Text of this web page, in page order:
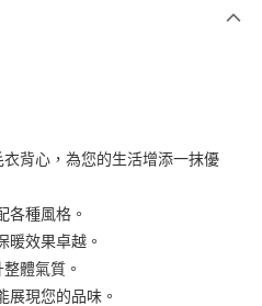
背心，為您的生活增添一抹優
各種風格。
暖效果卓越。
體氣質。
展現您的品味。